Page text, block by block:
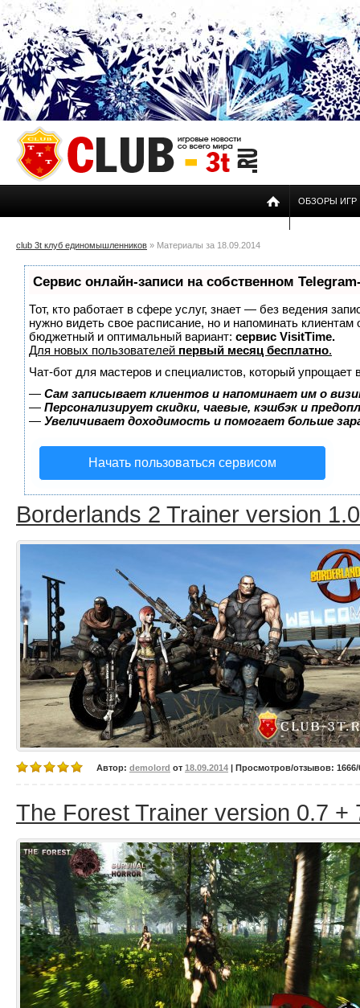
ОБЗОРЫ ИГР
club 3t клуб единомышленников » Материалы за 18.09.2014
Сервис онлайн-записи на собственном
Тот, кто работает в сфере услуг, знает — без ведения
нужно видеть свое расписание, но и напоминать
бюджетный и оптимальный вариант: сервис VisitTime.
Для новых пользователей первый месяц бесплатно.
Чат-бот для мастеров и специалистов, который упрощает
— Сам записывает клиентов и напоминает им о
— Персонализирует скидки, чаевые, кэшбэк и
— Увеличивает доходимость и помогает больше
Начать пользоваться сервисом
Borderlands 2 Trainer version
Автор: demolord от 18.09.2014 | Просмотров/отзывов: 1666/
The Forest Trainer version 0.7 +